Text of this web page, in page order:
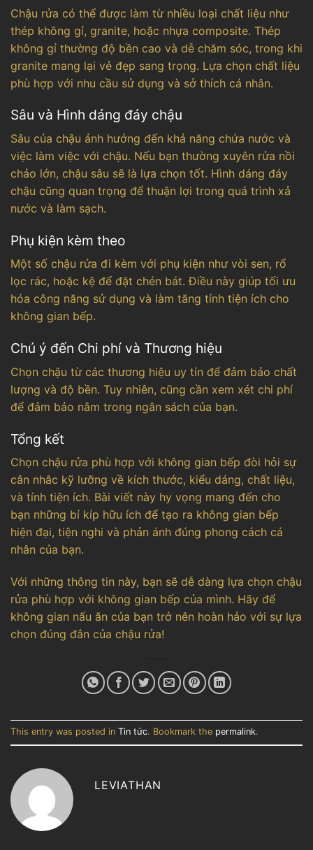
Chậu rửa có thể được làm từ nhiều loại chất liệu như
thép không gỉ, granite, hoặc nhựa composite. Thép
không gỉ thường độ bền cao và dễ chăm sóc, trong khi
granite mang lại vẻ đẹp sang trọng. Lựa chọn chất liệu
phù hợp với nhu cầu sử dụng và sở thích cá nhân.
Sâu và Hình dáng đáy chậu
Sâu của chậu ảnh hưởng đến khả năng chứa nước và
việc làm việc với chậu. Nếu bạn thường xuyên rửa nồi
chảo lớn, chậu sâu sẽ là lựa chọn tốt. Hình dáng đáy
chậu cũng quan trọng để thuận lợi trong quá trình xả
nước và làm sạch.
Phụ kiện kèm theo
Một số chậu rửa đi kèm với phụ kiện như vòi sen, rổ
lọc rác, hoặc kệ để đặt chén bát. Điều này giúp tối ưu
hóa công năng sử dụng và làm tăng tính tiện ích cho
không gian bếp.
Chú ý đến Chi phí và Thương hiệu
Chọn chậu từ các thương hiệu uy tín để đảm bảo chất
lượng và độ bền. Tuy nhiên, cũng cần xem xét chi phí
để đảm bảo nằm trong ngân sách của bạn.
Tổng kết
Chọn chậu rửa phù hợp với không gian bếp đòi hỏi sự
cân nhắc kỹ lưỡng về kích thước, kiểu dáng, chất liệu,
và tính tiện ích. Bài viết này hy vọng mang đến cho
bạn những bí kíp hữu ích để tạo ra không gian bếp
hiện đại, tiện nghi và phản ánh đúng phong cách cá
nhân của bạn.
Với những thông tin này, bạn sẽ dễ dàng lựa chọn chậu
rửa phù hợp với không gian bếp của mình. Hãy để
không gian nấu ăn của bạn trở nên hoàn hảo với sự lựa
chọn đúng đắn của chậu rửa!
This entry was posted in Tin tức. Bookmark the permalink.
LEVIATHAN